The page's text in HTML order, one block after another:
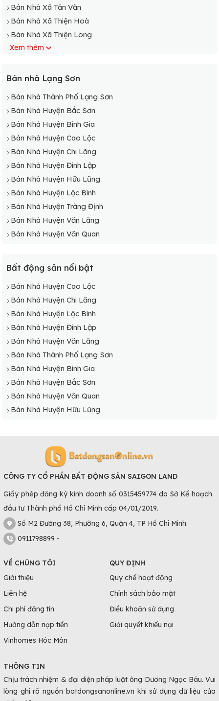
Bán Nhà Xã Tân Văn
Bán Nhà Xã Thiện Hoà
Bán Nhà Xã Thiện Long
Bán Nhà Xã Thiện Thuật
Bán Nhà Xã Vĩnh Yên
Xem thêm
Bán nhà Lạng Sơn
Bán Nhà Thành Phố Lạng Sơn
Bán Nhà Huyện Bắc Sơn
Bán Nhà Huyện Bình Gia
Bán Nhà Huyện Cao Lộc
Bán Nhà Huyện Chi Lăng
Bán Nhà Huyện Đình Lập
Bán Nhà Huyện Hữu Lũng
Bán Nhà Huyện Lộc Bình
Bán Nhà Huyện Tràng Định
Bán Nhà Huyện Văn Lãng
Bán Nhà Huyện Văn Quan
Bất động sản nổi bật
Bán Nhà Huyện Cao Lộc
Bán Nhà Huyện Chi Lăng
Bán Nhà Huyện Lộc Bình
Bán Nhà Huyện Đình Lập
Bán Nhà Huyện Văn Lãng
Bán Nhà Thành Phố Lạng Sơn
Bán Nhà Huyện Bình Gia
Bán Nhà Huyện Bắc Sơn
Bán Nhà Huyện Văn Quan
Bán Nhà Huyện Hữu Lũng
CÔNG TY CỔ PHẦN BẤT ĐỘNG SẢN SAIGON LAND
Giấy phép đăng ký kinh doanh số 0315459774 do Sở Kế hoạch
đầu tư Thành phố Hồ Chí Minh cấp 04/01/2019.
Số M2 Đường 38, Phường 6, Quận 4, TP Hồ Chí Minh.
0911798899 -
VỀ CHÚNG TÔI
Giới thiệu
Liên hệ
Chi phí đăng tin
Hướng dẫn nạp tiền
Vinhomes Hóc Môn
QUY ĐỊNH
Quy chế hoạt động
Chính sách bảo mật
Điều khoản sử dụng
Giải quyết khiếu nại
THÔNG TIN
Chịu trách nhiệm & đại diện pháp luật ông Dương Ngọc Báu. Vui
lòng ghi rõ nguồn batdongsanonline.vn khi sử dụng dữ liệu của